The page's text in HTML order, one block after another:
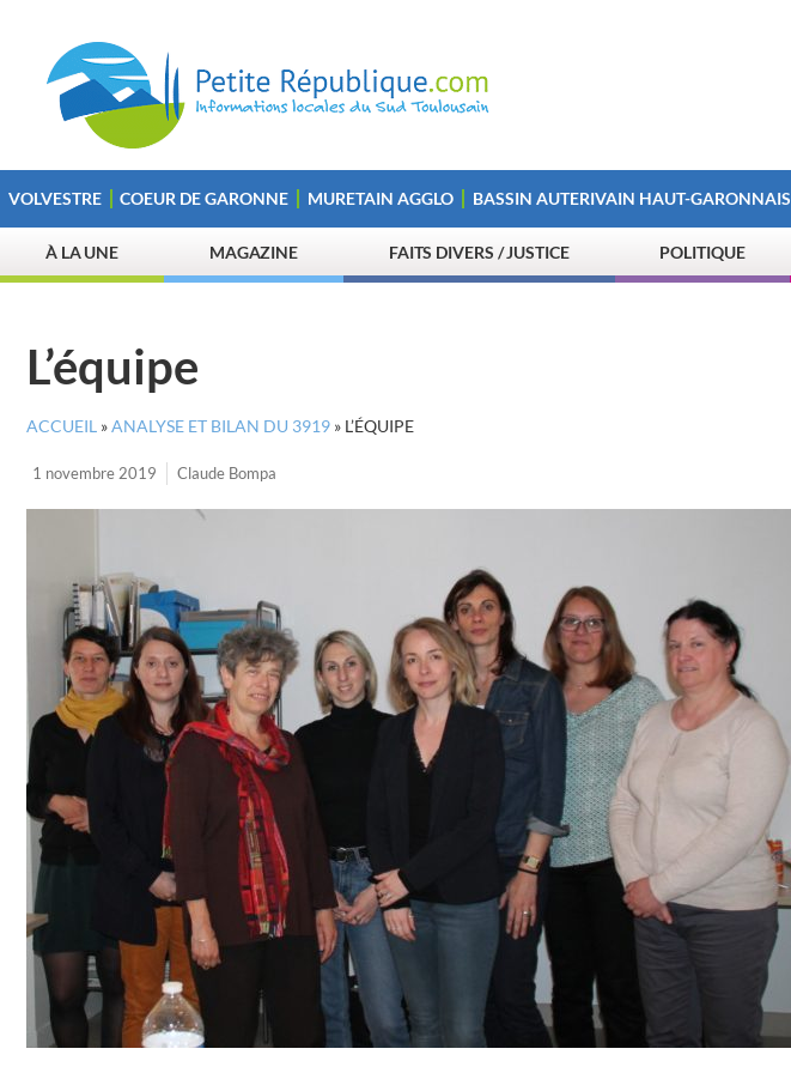
VOLVESTRE COEUR DE GARONNE MURETAIN AGGLO BASSIN AUTERIVAIN HAUT-GARONNAIS
À LA UNE MAGAZINE FAITS DIVERS / JUSTICE POLITIQUE
L’équipe
ACCUEIL »ANALYSE ET BILAN DU 3919 » L’ÉQUIPE
1 novembre 2019 Claude Bompa